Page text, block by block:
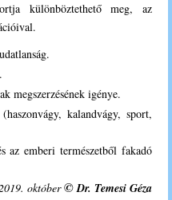
különböztethető meg, az
megszerzésének igénye.
kalandvágy, sport,
az emberi természetből fakadó
október©Dr. Temesi Géza